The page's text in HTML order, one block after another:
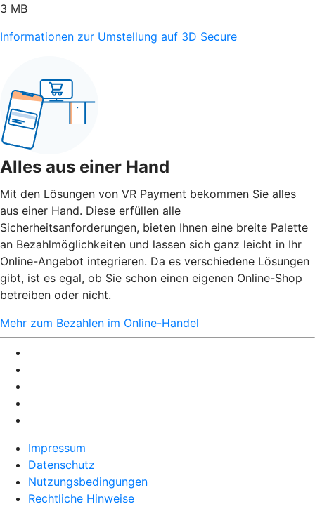
3 MB
Informationen zur Umstellung auf 3D Secure
Alles aus einer Hand
Mit den Lösungen von VR Payment bekommen Sie alles
aus einer Hand. Diese erfüllen alle
Sicherheitsanforderungen, bieten Ihnen eine breite Palette
an Bezahlmöglichkeiten und lassen sich ganz leicht in Ihr
Online-Angebot integrieren. Da es verschiedene Lösungen
gibt, ist es egal, ob Sie schon einen eigenen Online-Shop
betreiben oder nicht.
Mehr zum Bezahlen im Online-Handel
Impressum
Datenschutz
Nutzungsbedingungen
Rechtliche Hinweise